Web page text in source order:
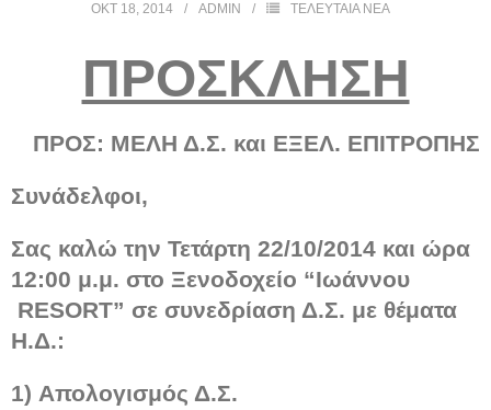
ΦΩΤΟΓΡΑΦΙΕΣ
ΕΠΙΚΟΙΝΩΝΙΑ
ΟΚΤ 18, 2014 ADMIN ΤΕΛΕΥΤΑΙΑ ΝΕΑ
ΠΡΟΣΚΛΗΣΗ
ΠΡΟΣ: ΜΕΛΗ Δ.Σ. και ΕΞΕΛ. ΕΠΙΤΡΟΠΗΣ
Συνάδελφοι,
Σας καλώ την Τετάρτη 22/10/2014 και ώρα
12:00 μ.μ. στο Ξενοδοχείο “Ιωάννου
RESORT” σε συνεδρίαση Δ.Σ. με θέματα
Η.Δ.:
1) Απολογισμός Δ.Σ.